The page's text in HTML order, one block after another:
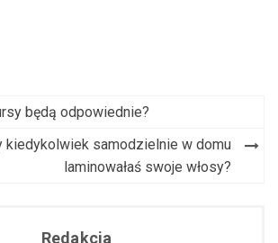
będą odpowiednie?
kiedykolwiek samodzielnie w domu
laminowałaś swoje włosy?
Redakcja